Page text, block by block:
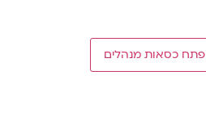
פתח כסאות מנהלים